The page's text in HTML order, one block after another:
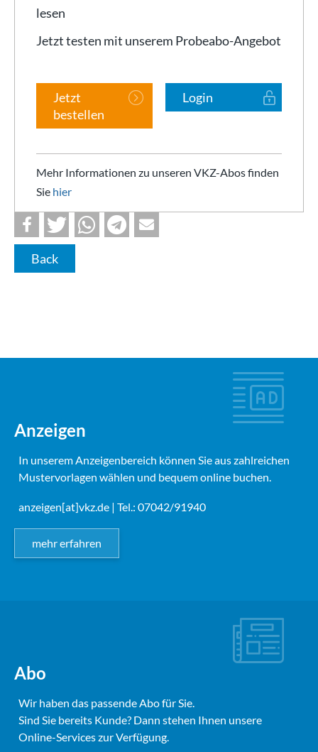
lesen
Jetzt testen mit unserem Probeabo-Angebot
Jetzt
bestellen
Login
Mehr Informationen zu unseren VKZ-Abos finden
Sie hier
Back
Anzeigen
In unserem Anzeigenbereich können Sie aus zahlreichen
Mustervorlagen wählen und bequem online buchen.
anzeigen[at]vkz.de | Tel.: 07042/91940
mehr erfahren
Abo
Wir haben das passende Abo für Sie.
Sind Sie bereits Kunde? Dann stehen Ihnen unsere
Online-Services zur Verfügung.